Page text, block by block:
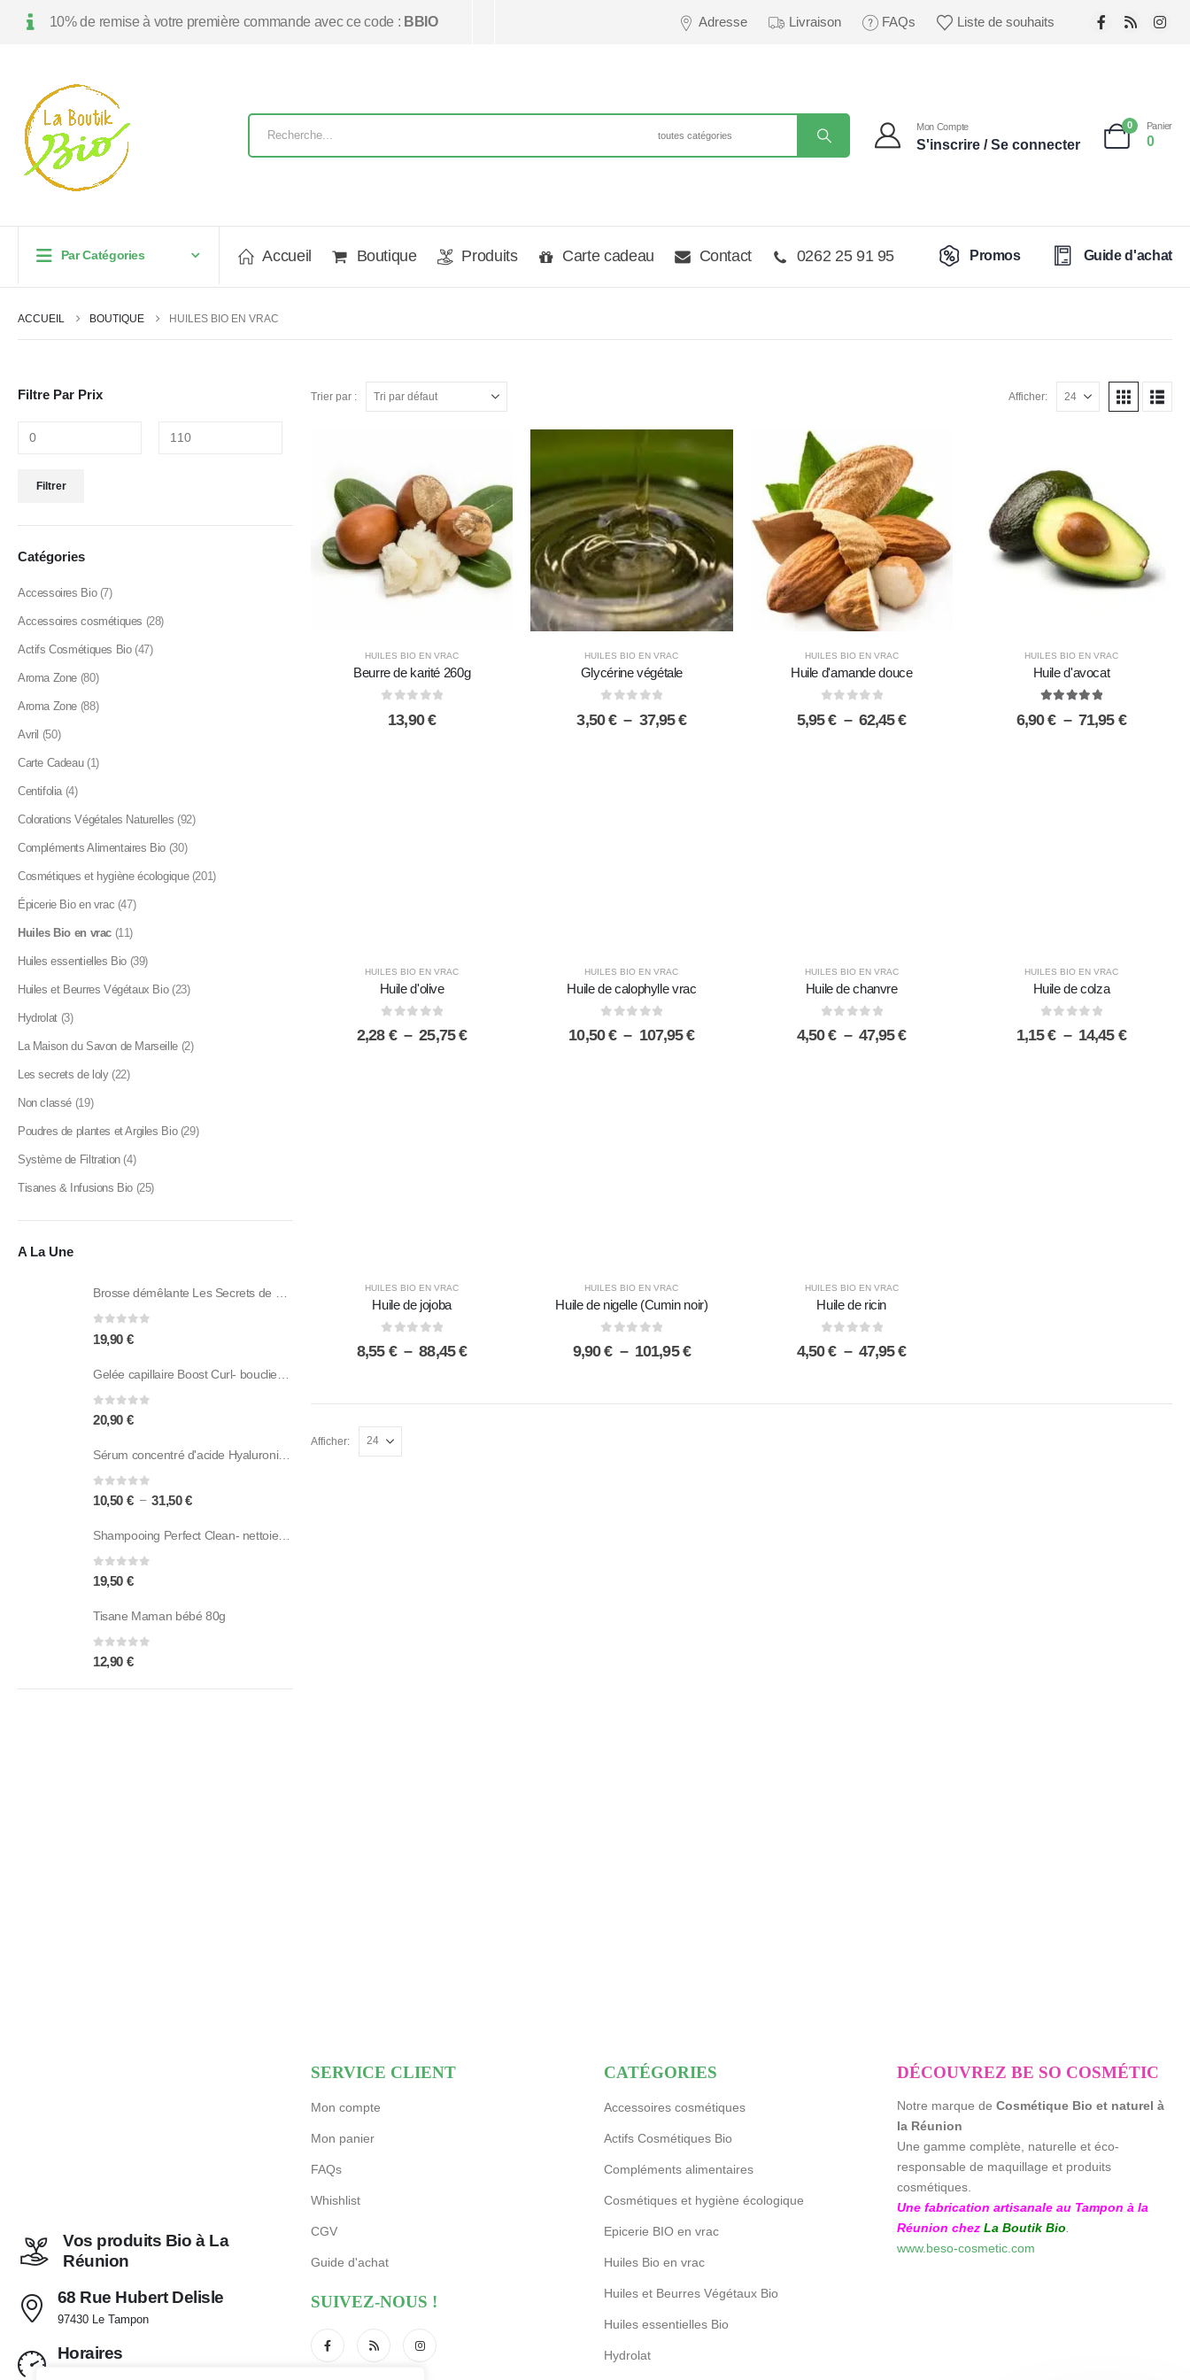
10% de remise à votre première commande avec ce code : BBIO Adresse Livraison FAQs Liste de souhaits
Mon Compte
S'inscrire / Se connecter
0 Panier
0
Par Catégories Accueil Boutique Produits Carte cadeau Contact 0262 25 91 95 Promos Guide d'achat
ACCUEIL BOUTIQUE HUILES BIO EN VRAC
Trier par : Afficher:
HUILES BIO EN VRAC
Beurre de karité 260g
13,90€
HUILES BIO EN VRAC
Glycérine végétale
3,50€ – 37,95€Plage
HUILES BIO EN VRAC
Huile d'amande douce
5,95€ – 62,45€Plage
HUILES BIO EN VRAC
Huile d'avocat
6,90€ – 71,95 €Plage
HUILES BIO EN VRAC
Huile d'olive
2,28 € – 25,75€Plage
HUILES BIO EN VRAC
Huile de calophylle vrac
10,50€ – 107,95€Plage
HUILES BIO EN VRAC
Huile de chanvre
4,50€ – 47,95€Plage
HUILES BIO EN VRAC
Huile de colza
1,15€ – 14,45 €Plage
HUILES BIO EN VRAC
Huile de jojoba
8,55 € – 88,45€Plage
HUILES BIO EN VRAC
Huile de nigelle (Cumin noir)
9,90€ – 101,95€Plage
HUILES BIO EN VRAC
Huile de ricin
4,50€ – 47,95€Plage
Afficher:
Filtre Par Prix
maxFiltrer
Catégories
Accessoires Bio (7)
Accessoires cosmétiques (28)
Actifs Cosmétiques Bio (47)
Aroma Zone (80)
Aroma Zone (88)
Avril (50)
Carte Cadeau (1)
Centifolia (4)
Colorations Végétales Naturelles (92)
Compléments Alimentaires Bio (30)
Cosmétiques et hygiène écologique (201)
Épicerie Bio en vrac (47)
Huiles Bio en vrac (11)
Huiles essentielles Bio (39)
Huiles et Beurres Végétaux Bio (23)
Hydrolat (3)
La Maison du Savon de Marseille (2)
Les secrets de loly (22)
Non classé (19)
Poudres de plantes et Argiles Bio (29)
Système de Filtration (4)
Tisanes & Infusions Bio (25)
A La Une
Brosse démêlante Les Secrets de Loly
0sur 5
19,90 €
0 sur 5
20,90 €
Sérum concentré d'acide Hyaluronique
0sur 5
10,50 € – 31,50€Plage
prix :
0sur 5
19,50 €
Tisane Maman bébé 80g
0sur 5
12,90 €
Vos produits Bio à La
Réunion
68 Rue Hubert Delisle
97430 Le Tampon
Horaires
SERVICE CLIENT
Mon compte
Mon panier
FAQs
Whishlist
CGV
Guide d'achat
SUIVEZ-NOUS !
CATÉGORIES
Accessoires cosmétiques
Actifs Cosmétiques Bio
Compléments alimentaires
Cosmétiques et hygiène écologique
Epicerie BIO en vrac
Huiles Bio en vrac
Huiles et Beurres Végétaux Bio
Huiles essentielles Bio
Hydrolat
DÉCOUVREZ BE SO COSMÉTIC
Notre marque de Cosmétique Bio et naturel à
la Réunion
Une gamme complète, naturelle et éco-
responsable de maquillage et produits
cosmétiques.
Une fabrication artisanale au Tampon à la
Réunion chez La Boutik Bio.
www.beso-cosmetic.com